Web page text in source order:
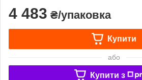
4 483 ₴/упаковка
Купити
або
Купити з